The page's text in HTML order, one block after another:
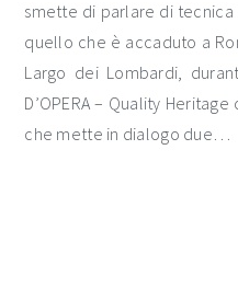
smette di parlare di tecnica
quello che è accaduto a
Largo dei Lombardi,
D’OPERA – Quality
che mette in dialogo due…